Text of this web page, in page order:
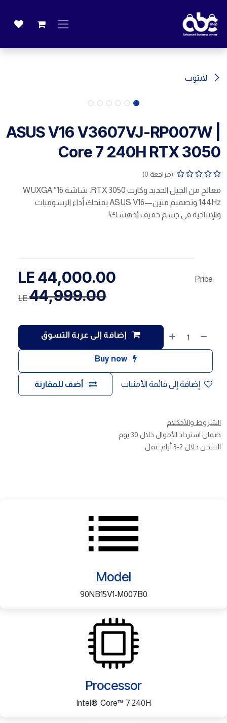
لابتوب
ASUS V16 V3607VJ-RP007W |
Core 7 240H RTX 3050
(مراجعة 0)
معالج من الجيل الجديد وكارت RTX 3050، شاشة 16″ WUXGA
144Hz وتصميم متين—ASUS V16 يمنحك أداء الرسوميات
والإنتاجية في جسم خفيف يُدهشك!
إضافة إلى عربة التسوق
Buy now
أضف للمقارنة إضافة إلى قائمة الأمنيات
Price
44,000.00
44,999.00
LE
الشروط والأحكلام
ضمان استرداد الأموال خلال 30 يوم
الشحن خلال 2-3 أيام عمل
Model
90NB15V1-M007B0
Processor
Intel® Core™ 7 240H